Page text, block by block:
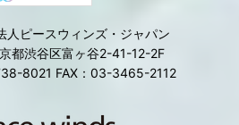
人ピースウィンズ・ジャパン
都渋谷区富ヶ谷2-41-12-2F
8021 FAX：03-3465-2112